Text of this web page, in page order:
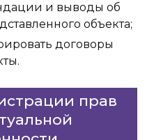
и выводы об
объекта;
договоры
прав